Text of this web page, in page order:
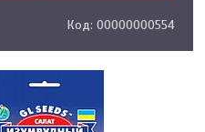
00000000554